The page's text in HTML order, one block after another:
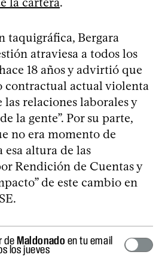
taquigráfica, Bergara
atraviesa a todos los
18 años y advirtió que
contractual actual violenta
relaciones laborales y
la gente”. Por su parte,
no era momento de
esa altura de las
Rendición de Cuentas y
de este cambio en
deMaldonado en tu email
los jueves